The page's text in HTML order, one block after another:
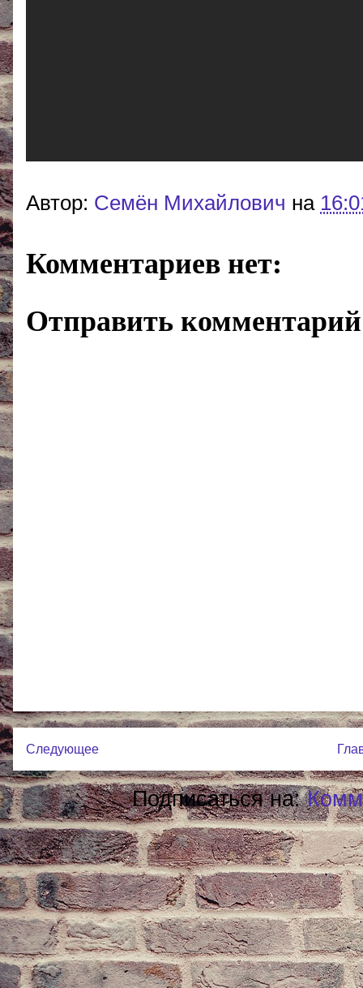
Автор: Cемён Михайлович на
Комментариев нет:
Отправить комментарий
Следующее
Подписаться на: